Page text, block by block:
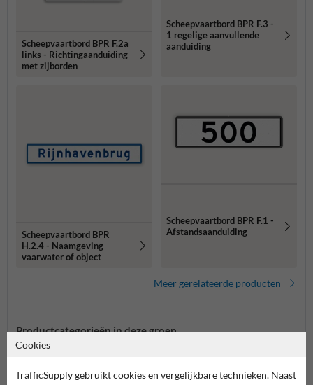
Scheepvaartbord BPR F.2a
links - Richtingaanduiding
met zijborden
Scheepvaartbord BPR F.3 -
1 regelige aanvullende
aanduiding
Scheepvaartbord BPR
H.2.4 - Naamgeving
vaarwater of object
Scheepvaartbord BPR F.1 -
Afstandsaanduiding
Meer gerelateerde producten
Productcategorieën in deze groep
Cookies
TrafficSupply gebruikt cookies en vergelijkbare technieken. Naast